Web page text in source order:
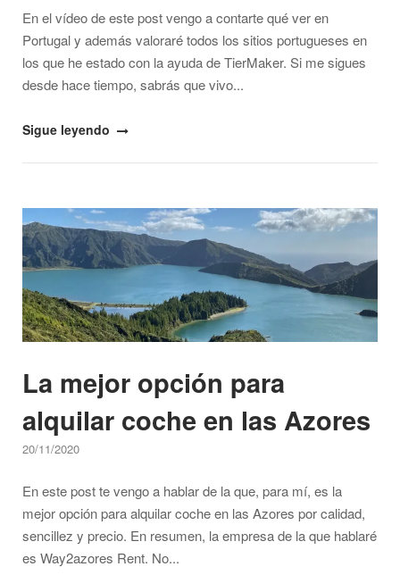
En el vídeo de este post vengo a contarte qué ver en
Portugal y además valoraré todos los sitios portugueses en
los que he estado con la ayuda de TierMaker. Si me sigues
desde hace tiempo, sabrás que vivo...
"Qué
+
valoraciones
con
TierMaker"
Sigue leyendo
Open post
La mejor opción para
alquilar coche en las Azores
20/11/2020
En este post te vengo a hablar de la que, para mí, es la
mejor opción para alquilar coche en las Azores por calidad,
sencillez y precio. En resumen, la empresa de la que hablaré
es Way2azores Rent. No...